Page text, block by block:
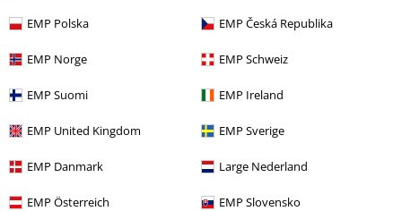
EMP Polska EMP Česká Republika
EMP Norge EMP Schweiz
EMP Suomi EMP Ireland
EMP United Kingdom EMP Sverige
EMP Danmark Large Nederland
EMP Österreich EMP Slovensko